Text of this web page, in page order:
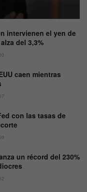
intervienen el yen de
del 3,3%
caen mientras
con las tasas de
un récord del 230%